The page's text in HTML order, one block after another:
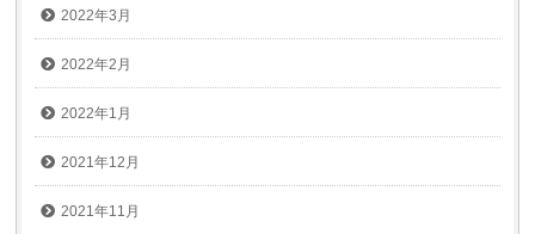
2022年3月
2022年2月
2022年1月
2021年12月
2021年11月